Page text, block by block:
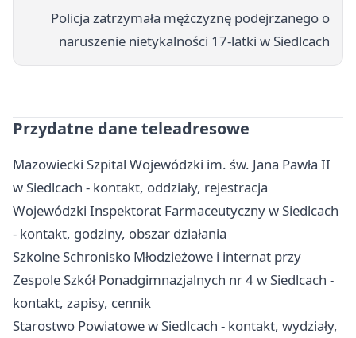
Policja zatrzymała mężczyznę podejrzanego o
naruszenie nietykalności 17-latki w Siedlcach
Przydatne dane teleadresowe
Mazowiecki Szpital Wojewódzki im. św. Jana Pawła II
w Siedlcach - kontakt, oddziały, rejestracja
Wojewódzki Inspektorat Farmaceutyczny w Siedlcach
- kontakt, godziny, obszar działania
Szkolne Schronisko Młodzieżowe i internat przy
Zespole Szkół Ponadgimnazjalnych nr 4 w Siedlcach -
kontakt, zapisy, cennik
Starostwo Powiatowe w Siedlcach - kontakt, wydziały,